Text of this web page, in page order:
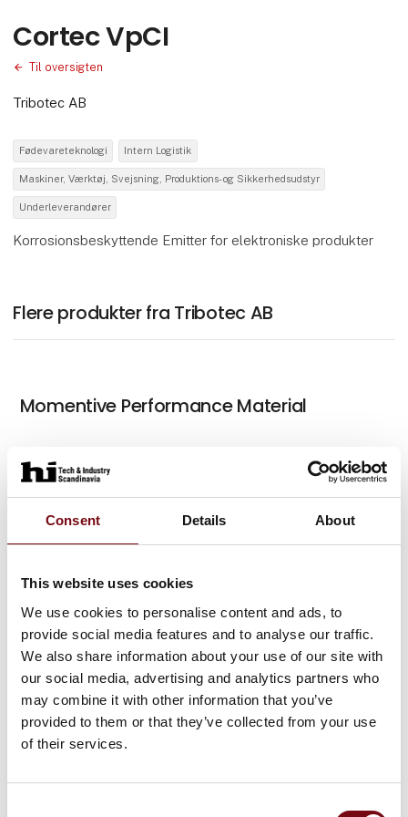
Consent Details About
This website uses cookies
We use cookies to personalise content and ads, to
provide social media features and to analyse our traffic.
We also share information about your use of our site with
our social media, advertising and analytics partners who
may combine it with other information that you’ve
provided to them or that they’ve collected from your use
of their services.
Cortec VpCI
Til oversigten
Tribotec AB
Fødevareteknologi Intern Logistik
Maskiner, Værktøj, Svejsning, Produktions- og Sikkerhedsudstyr
Underleverandører
Korrosionsbeskyttende Emitter for elektroniske produkter
Flere produkter fra Tribotec AB
Momentive Performance Material
Produktet er tilføjet af: